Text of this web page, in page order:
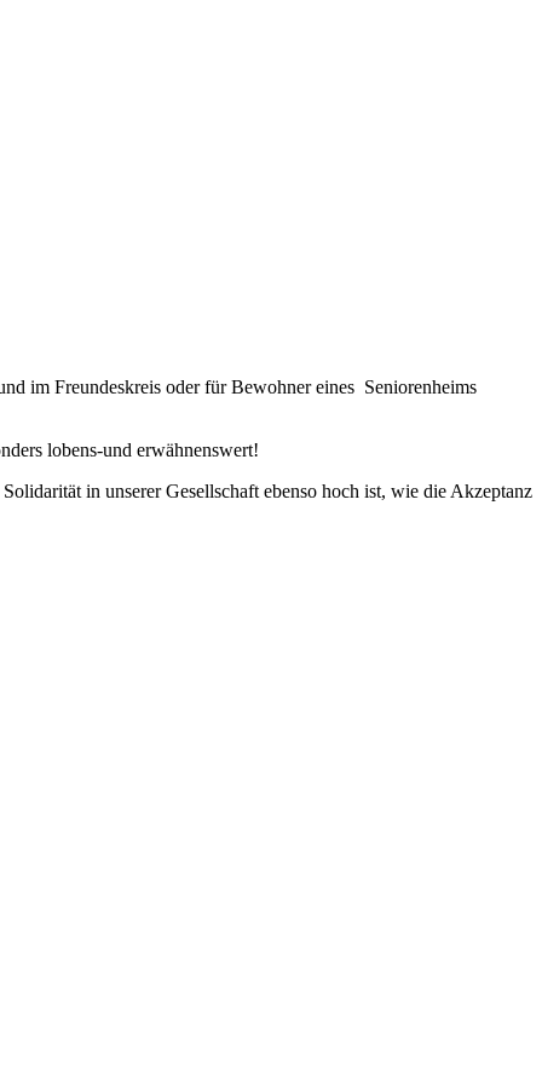
im Freundeskreis oder für Bewohner eines Seniorenheims
lobens-und erwähnenswert!
in unserer Gesellschaft ebenso hoch ist, wie die Akzeptanz